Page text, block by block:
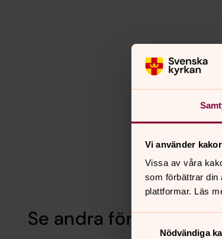
Vi använder kakor
Vissa av våra
som förbättrar din
plattformar. Läs
Samtyckesval
Nödvändiga
Se andra